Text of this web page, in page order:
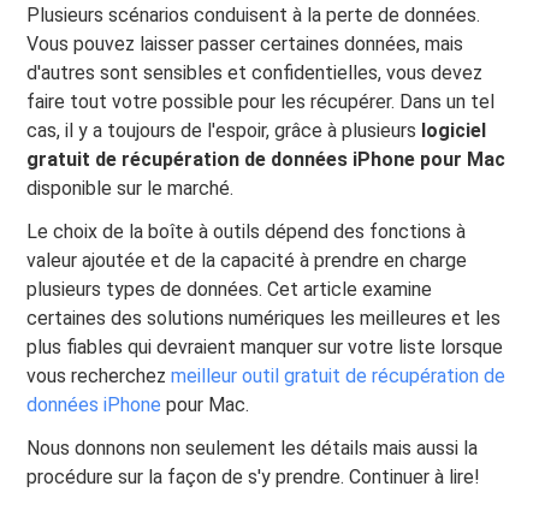
Plusieurs scénarios conduisent à la perte de données.
Vous pouvez laisser passer certaines données, mais
d'autres sont sensibles et confidentielles, vous devez
faire tout votre possible pour les récupérer. Dans un tel
cas, il y a toujours de l'espoir, grâce à plusieurs logiciel
gratuit de récupération de données iPhone pour Mac
disponible sur le marché.
Le choix de la boîte à outils dépend des fonctions à
valeur ajoutée et de la capacité à prendre en charge
plusieurs types de données. Cet article examine
certaines des solutions numériques les meilleures et les
plus fiables qui devraient manquer sur votre liste lorsque
vous recherchezmeilleur outil gratuit de récupération de
données iPhone pour Mac.
Nous donnons non seulement les détails mais aussi la
procédure sur la façon de s'y prendre. Continuer à lire!